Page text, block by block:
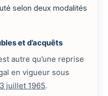
selon deux modalités
et d’acquêts
autre qu’une reprise
en vigueur sous
juillet 1965.